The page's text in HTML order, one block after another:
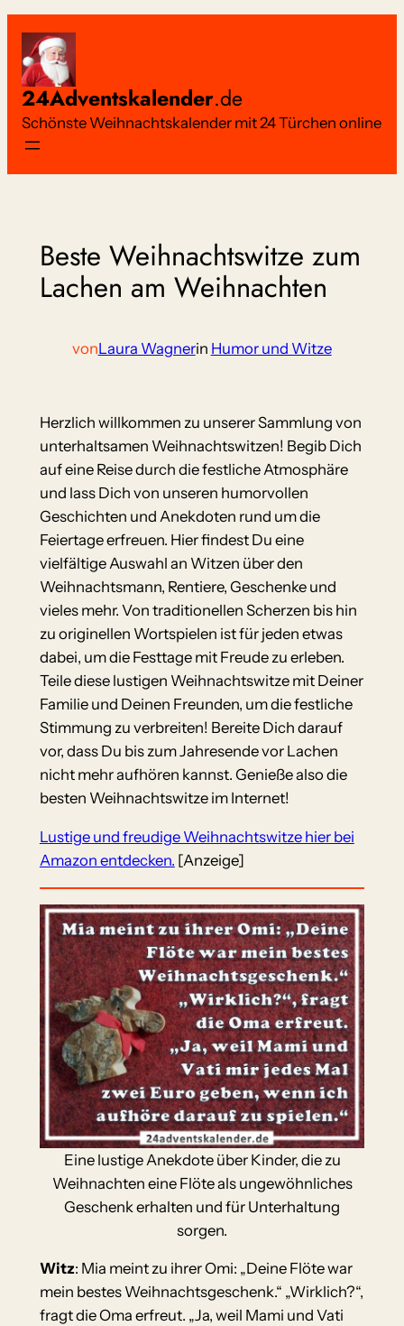
Inhalt
springen
24Adventskalender.de
Schönste Weihnachtskalender mit 24 Türchen online
Beste Weihnachtswitze zum
Lachen am Weihnachten
vonLaura Wagnerin Humor und Witze
Herzlich willkommen zu unserer Sammlung von
unterhaltsamen Weihnachtswitzen! Begib Dich
auf eine Reise durch die festliche Atmosphäre
und lass Dich von unseren humorvollen
Geschichten und Anekdoten rund um die
Feiertage erfreuen. Hier findest Du eine
vielfältige Auswahl an Witzen über den
Weihnachtsmann, Rentiere, Geschenke und
vieles mehr. Von traditionellen Scherzen bis hin
zu originellen Wortspielen ist für jeden etwas
dabei, um die Festtage mit Freude zu erleben.
Teile diese lustigen Weihnachtswitze mit Deiner
Familie und Deinen Freunden, um die festliche
Stimmung zu verbreiten! Bereite Dich darauf
vor, dass Du bis zum Jahresende vor Lachen
nicht mehr aufhören kannst. Genieße also die
besten Weihnachtswitze im Internet!
Lustige und freudige Weihnachtswitze hier bei
Amazon entdecken. [Anzeige]
Eine lustige Anekdote über Kinder, die zu
Weihnachten eine Flöte als ungewöhnliches
Geschenk erhalten und für Unterhaltung
sorgen.
Witz: Mia meint zu ihrer Omi: „Deine Flöte war
mein bestes Weihnachtsgeschenk.“ „Wirklich?“,
fragt die Oma erfreut. „Ja, weil Mami und Vati